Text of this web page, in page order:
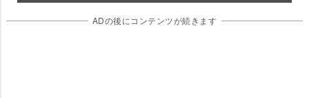
ADの後にコンテンツが続きます